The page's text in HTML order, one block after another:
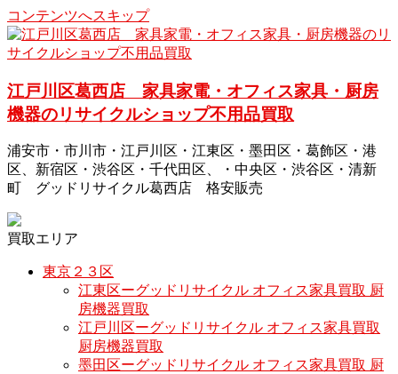
コンテンツへスキップ
江戸川区葛西店 家具家電・オフィス家具・厨房
機器のリサイクルショップ不用品買取
浦安市・市川市・江戸川区・江東区・墨田区・葛飾区・港
区、新宿区・渋谷区・千代田区、・中央区・渋谷区・清新
町 グッドリサイクル葛西店 格安販売
買取エリア
東京２３区
江東区ーグッドリサイクル オフィス家具買取 厨
房機器買取
江戸川区ーグッドリサイクル オフィス家具買取
厨房機器買取
墨田区ーグッドリサイクル オフィス家具買取 厨